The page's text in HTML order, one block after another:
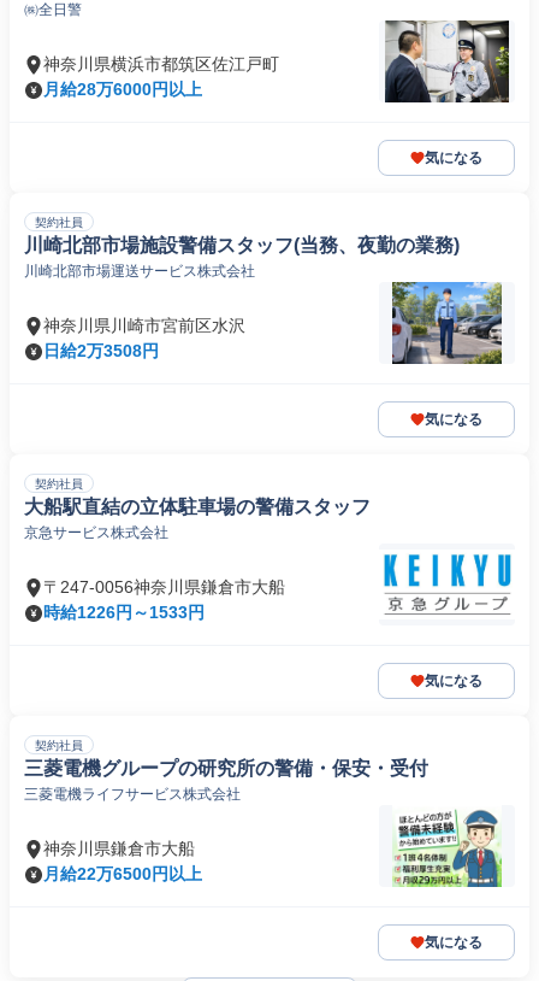
㈱全日警
神奈川県横浜市都筑区佐江戸町
月給28万6000円以上
気になる
契約社員
川崎北部市場施設警備スタッフ(当務、夜勤の業務)
川崎北部市場運送サービス株式会社
神奈川県川崎市宮前区水沢
日給2万3508円
気になる
契約社員
大船駅直結の立体駐車場の警備スタッフ
京急サービス株式会社
〒247-0056神奈川県鎌倉市大船
時給1226円～1533円
気になる
契約社員
三菱電機グループの研究所の警備・保安・受付
三菱電機ライフサービス株式会社
神奈川県鎌倉市大船
月給22万6500円以上
気になる